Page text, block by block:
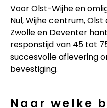
Voor Olst-Wijhe en
Nul, Wijhe centrum,
Zwolle en Deventer
responstijd van 45 tot
succesvolle aflevering
bevestiging.
Naar welke